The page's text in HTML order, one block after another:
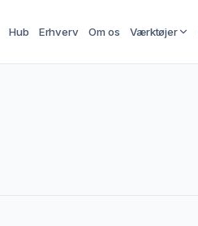
Hub Erhverv Om os Værktøjer